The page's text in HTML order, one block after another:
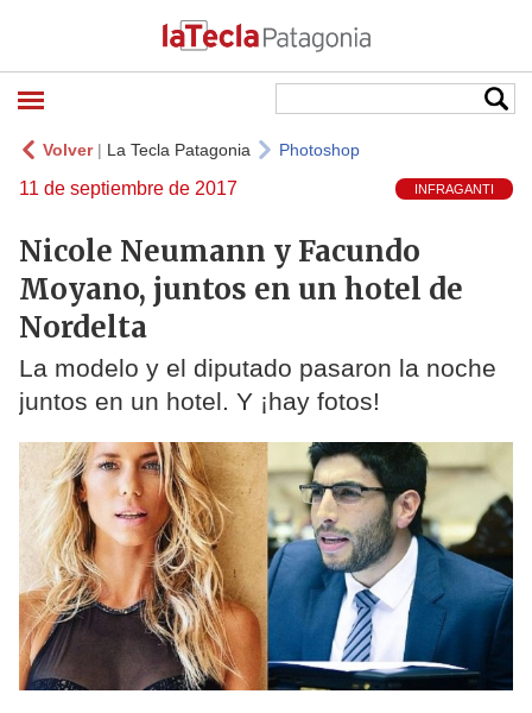
Volver| La Tecla Patagonia Photoshop
11 de septiembre de 2017 INFRAGANTI
Nicole Neumann y Facundo
Moyano, juntos en un hotel de
Nordelta
La modelo y el diputado pasaron la noche
juntos en un hotel. Y ¡hay fotos!